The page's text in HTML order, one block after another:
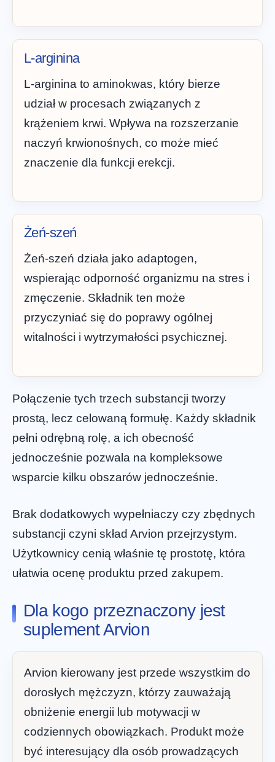
L-arginina
L-arginina to aminokwas, który bierze
udział w procesach związanych z
krążeniem krwi. Wpływa na rozszerzanie
naczyń krwionośnych, co może mieć
znaczenie dla funkcji erekcji.
Żeń-szeń
Żeń-szeń działa jako adaptogen,
wspierając odporność organizmu na stres i
zmęczenie. Składnik ten może
przyczyniać się do poprawy ogólnej
witalności i wytrzymałości psychicznej.
Połączenie tych trzech substancji tworzy
prostą, lecz celowaną formułę. Każdy składnik
pełni odrębną rolę, a ich obecność
jednocześnie pozwala na kompleksowe
wsparcie kilku obszarów jednocześnie.
Brak dodatkowych wypełniaczy czy zbędnych
substancji czyni skład Arvion przejrzystym.
Użytkownicy cenią właśnie tę prostotę, która
ułatwia ocenę produktu przed zakupem.
Dla kogo przeznaczony jest
suplement Arvion
Arvion kierowany jest przede wszystkim do
dorosłych mężczyzn, którzy zauważają
obniżenie energii lub motywacji w
codziennych obowiązkach. Produkt może
być interesujący dla osób prowadzących